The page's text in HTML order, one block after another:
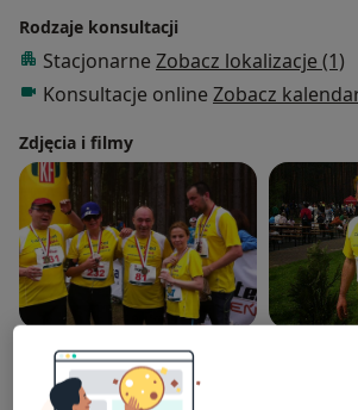
Rodzaje konsultacji
Stacjonarne Zobacz lokalizacje (1)
Konsultacje online Zobacz
Zdjęcia i filmy
Zobacz galerię (5)